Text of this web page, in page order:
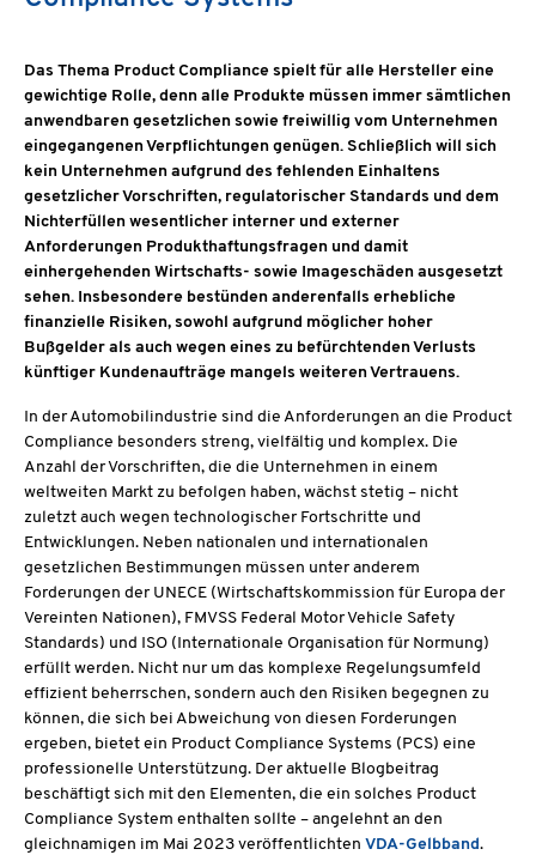
Das Thema Product Compliance spielt für alle Hersteller eine
gewichtige Rolle, denn alle Produkte müssen immer sämtlichen
anwendbaren gesetzlichen sowie freiwillig vom Unternehmen
eingegangenen Verpflichtungen genügen. Schließlich will sich
kein Unternehmen aufgrund des fehlenden Einhaltens
gesetzlicher Vorschriften, regulatorischer Standards und dem
Nichterfüllen wesentlicher interner und externer
Anforderungen Produkthaftungsfragen und damit
einhergehenden Wirtschafts- sowie Imageschäden ausgesetzt
sehen. Insbesondere bestünden anderenfalls erhebliche
finanzielle Risiken, sowohl aufgrund möglicher hoher
Bußgelder als auch wegen eines zu befürchtenden Verlusts
künftiger Kundenaufträge mangels weiteren Vertrauens.
In der Automobilindustrie sind die Anforderungen an die Product
Compliance besonders streng, vielfältig und komplex. Die
Anzahl der Vorschriften, die die Unternehmen in einem
weltweiten Markt zu befolgen haben, wächst stetig – nicht
zuletzt auch wegen technologischer Fortschritte und
Entwicklungen. Neben nationalen und internationalen
gesetzlichen Bestimmungen müssen unter anderem
Forderungen der UNECE (Wirtschaftskommission für Europa der
Vereinten Nationen), FMVSS Federal Motor Vehicle Safety
Standards) und ISO (Internationale Organisation für Normung)
erfüllt werden. Nicht nur um das komplexe Regelungsumfeld
effizient beherrschen, sondern auch den Risiken begegnen zu
können, die sich bei Abweichung von diesen Forderungen
ergeben, bietet ein Product Compliance Systems (PCS) eine
professionelle Unterstützung. Der aktuelle Blogbeitrag
beschäftigt sich mit den Elementen, die ein solches Product
Compliance System enthalten sollte – angelehnt an den
gleichnamigen im Mai 2023 veröffentlichten VDA-Gelbband.